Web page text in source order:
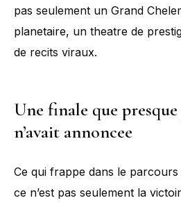
pas seulement un Grand
planetaire, un theatre de
de recits viraux.
Une finale que
n’avait annoncee
Ce qui frappe dans le parcours
ce n’est pas seulement la